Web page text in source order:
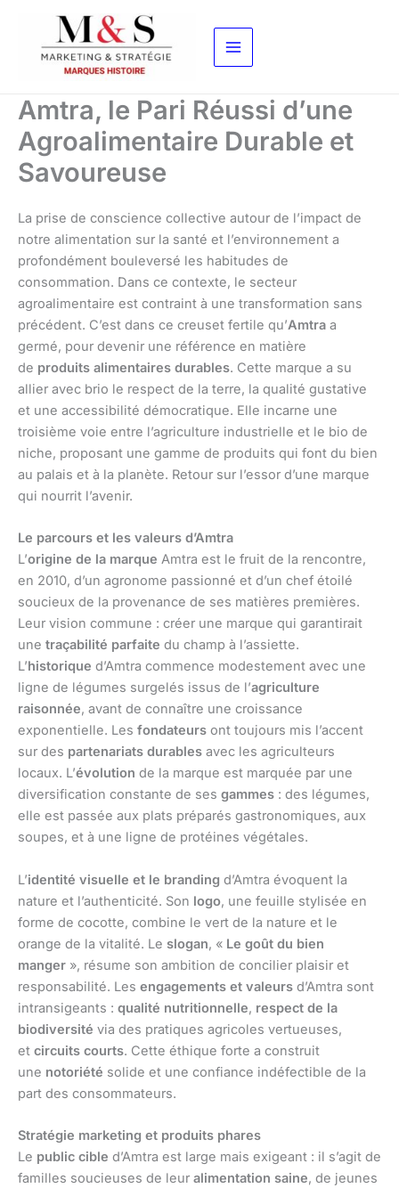
contenu
Amtra, le Pari Réussi d’une
Agroalimentaire Durable et
Savoureuse
La prise de conscience collective autour de l’impact de
notre alimentation sur la santé et l’environnement a
profondément bouleversé les habitudes de
consommation. Dans ce contexte, le secteur
agroalimentaire est contraint à une transformation sans
précédent. C’est dans ce creuset fertile qu’Amtra a
germé, pour devenir une référence en matière
de produits alimentaires durables. Cette marque a su
allier avec brio le respect de la terre, la qualité gustative
et une accessibilité démocratique. Elle incarne une
troisième voie entre l’agriculture industrielle et le bio de
niche, proposant une gamme de produits qui font du bien
au palais et à la planète. Retour sur l’essor d’une marque
qui nourrit l’avenir.
Le parcours et les valeurs d’Amtra
L’origine de la marque Amtra est le fruit de la rencontre,
en 2010, d’un agronome passionné et d’un chef étoilé
soucieux de la provenance de ses matières premières.
Leur vision commune : créer une marque qui garantirait
une traçabilité parfaite du champ à l’assiette.
L’historique d’Amtra commence modestement avec une
ligne de légumes surgelés issus de l’agriculture
raisonnée, avant de connaître une croissance
exponentielle. Les fondateurs ont toujours mis l’accent
sur des partenariats durables avec les agriculteurs
locaux. L’évolution de la marque est marquée par une
diversification constante de ses gammes : des légumes,
elle est passée aux plats préparés gastronomiques, aux
soupes, et à une ligne de protéines végétales.
L’identité visuelle et le branding d’Amtra évoquent la
nature et l’authenticité. Son logo, une feuille stylisée en
forme de cocotte, combine le vert de la nature et le
orange de la vitalité. Le slogan, « Le goût du bien
manger », résume son ambition de concilier plaisir et
responsabilité. Les engagements et valeurs d’Amtra sont
intransigeants : qualité nutritionnelle, respect de la
biodiversité via des pratiques agricoles vertueuses,
et circuits courts. Cette éthique forte a construit
une notoriété solide et une confiance indéfectible de la
part des consommateurs.
Stratégie marketing et produits phares
Le public cible d’Amtra est large mais exigeant : il s’agit de
familles soucieuses de leur alimentation saine, de jeunes